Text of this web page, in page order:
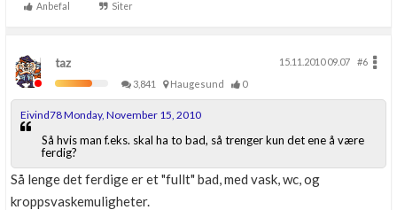
Anbefal Siter
taz 15.11.2010 09.07
#6
3,841
Haugesund 0
Eivind78 Monday, November 15, 2010
Så hvis man f.eks. skal ha to bad, så trenger kun det ene å være
ferdig?
Så lenge det ferdige er et "fullt" bad, med vask, wc, og
kroppsvaskemuligheter.